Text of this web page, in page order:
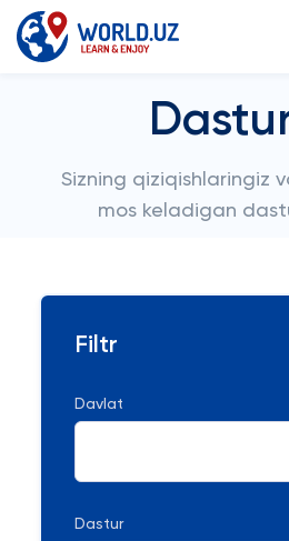
Sizning qiziqishlaringiz
mos keladigan
Filtr
Davlat
Dastur